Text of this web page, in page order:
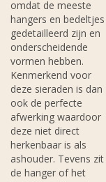
omdat de meeste
hangers en bedeltjes
gedetailleerd zijn en
onderscheidende
vormen hebben.
Kenmerkend voor
deze sieraden is dan
ook de perfecte
afwerking waardoor
deze niet direct
herkenbaar is als
ashouder. Tevens zit
de hanger of het